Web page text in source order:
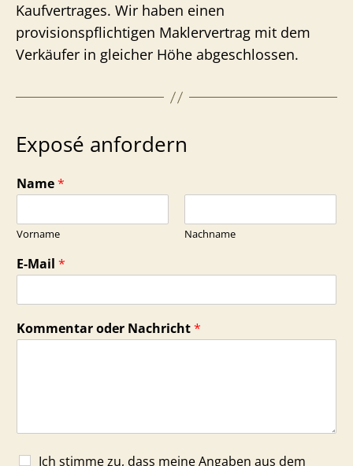
Kaufvertrages. Wir haben einen
provisionspflichtigen Maklervertrag mit dem
Verkäufer in gleicher Höhe abgeschlossen.
Exposé anfordern
Name*
Vorname Nachname
E-Mail *
Kommentar oder Nachricht*
Ich stimme zu, dass meine Angaben aus dem